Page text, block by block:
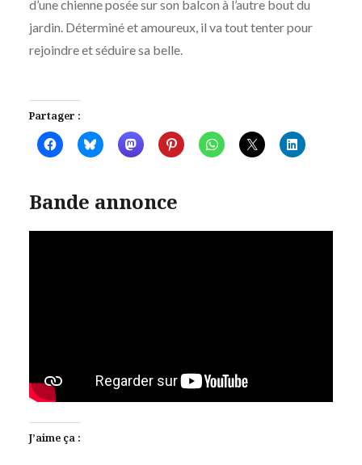
d’une chienne posée sur son balcon à l’autre bout du
jardin. Déterminé et amoureux, il va tout tenter pour
rejoindre et séduire sa belle.
Partager :
Bande annonce
J’aime ça :